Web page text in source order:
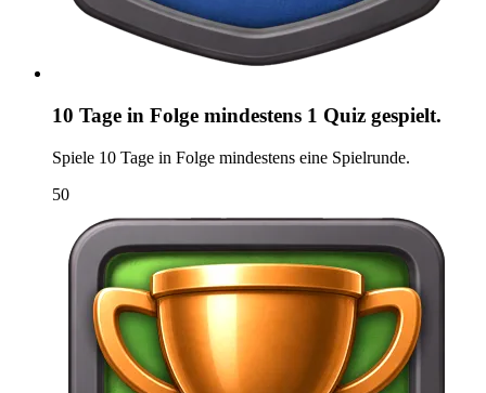
10 Tage in Folge mindestens 1 Quiz gespielt.
Spiele 10 Tage in Folge mindestens eine Spielrunde.
50